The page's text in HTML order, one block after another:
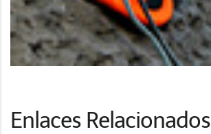
Enlaces Relacionados